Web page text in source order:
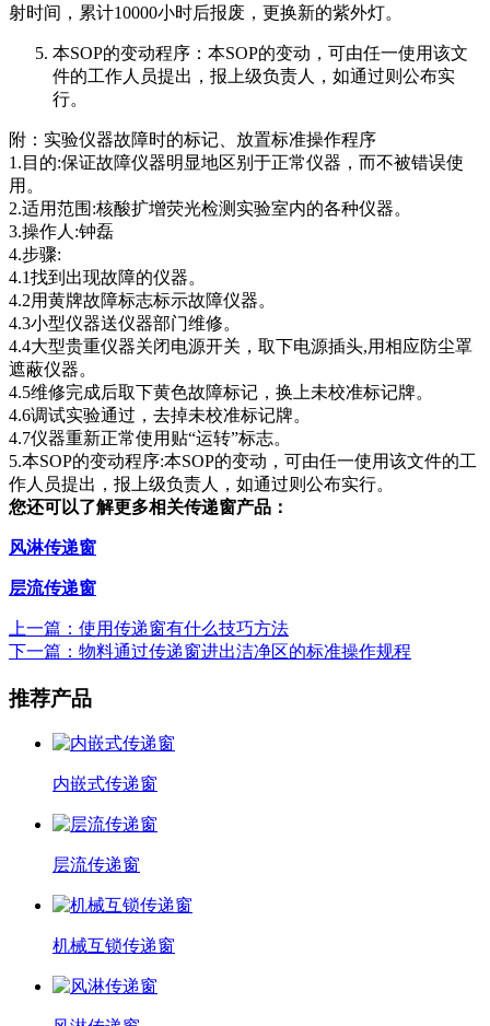
射时间，累计10000小时后报废，更换新的紫外灯。
本SOP的变动程序：本SOP的变动，可由任一使用该文
件的工作人员提出，报上级负责人，如通过则公布实
行。
附：实验仪器故障时的标记、放置标准操作程序
1.目的:保证故障仪器明显地区别于正常仪器，而不被错误使
用。
2.适用范围:核酸扩增荧光检测实验室内的各种仪器。
3.操作人:钟磊
4.步骤:
4.1找到出现故障的仪器。
4.2用黄牌故障标志标示故障仪器。
4.3小型仪器送仪器部门维修。
4.4大型贵重仪器关闭电源开关，取下电源插头,用相应防尘罩
遮蔽仪器。
4.5维修完成后取下黄色故障标记，换上未校准标记牌。
4.6调试实验通过，去掉未校准标记牌。
4.7仪器重新正常使用贴“运转”标志。
5.本SOP的变动程序:本SOP的变动，可由任一使用该文件的工
作人员提出，报上级负责人，如通过则公布实行。
您还可以了解更多相关传递窗产品：
风淋传递窗
层流传递窗
上一篇：使用传递窗有什么技巧方法
下一篇：物料通过传递窗进出洁净区的标准操作规程
推荐产品
内嵌式传递窗
层流传递窗
机械互锁传递窗